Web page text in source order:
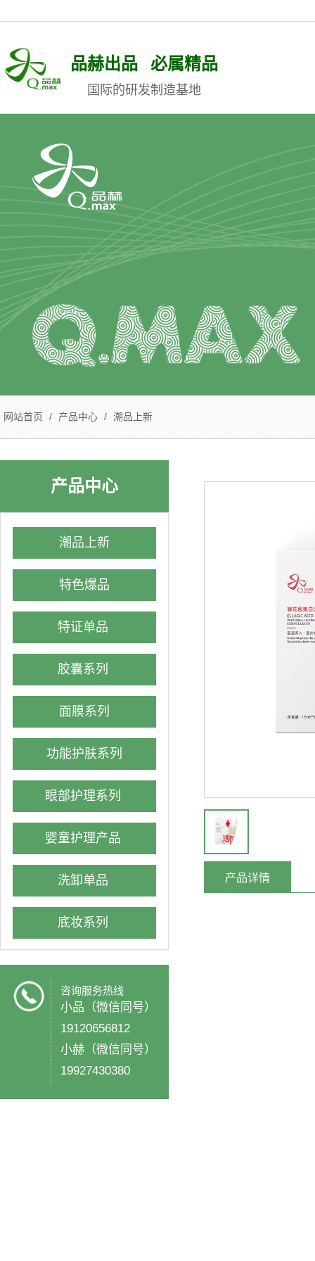
品赫出品 必属精品
国际的研发制造基地
网站首页 / 产品中心 / 潮品上新
产品中心
潮品上新
特色爆品
特证单品
胶囊系列
面膜系列
功能护肤系列
眼部护理系列
婴童护理产品
洗卸单品
底妆系列
咨询服务热线
小品（微信同号）
19120656812
小赫（微信同号）
19927430380
产品详情